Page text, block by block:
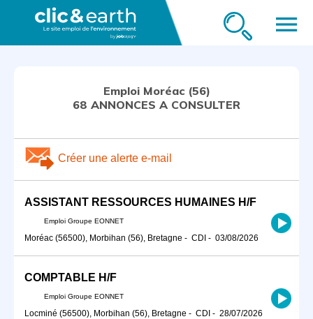
menu
Emploi Moréac (56)
68 ANNONCES A CONSULTER
Créer une alerte e-mail
ASSISTANT RESSOURCES HUMAINES H/F
Emploi Groupe EONNET
Moréac (56500), Morbihan (56), Bretagne - CDI - 03/08/2026
COMPTABLE H/F
Emploi Groupe EONNET
Locminé (56500), Morbihan (56), Bretagne - CDI - 28/07/2026